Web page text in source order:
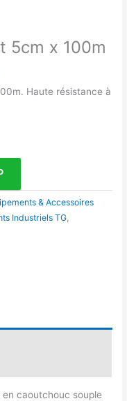
5cm x 100m
Haute résistance à
& Accessoires
Industriels TG,
caoutchouc souple